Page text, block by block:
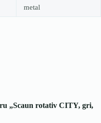
metal
„Scaun rotativ CITY, gri,